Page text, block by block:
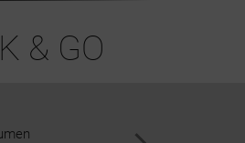
& GO
¡Las pestañas